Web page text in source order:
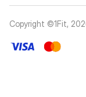
Copyright ©1Fit,